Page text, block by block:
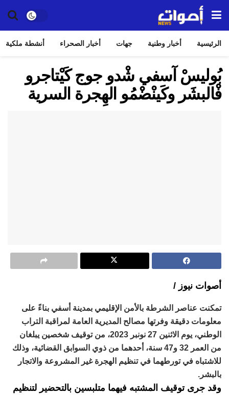
الرئيسية أخبار وطنية جهات أخبار الصحراء أنشطة ملكية
بُوليسْ آسفي شْدو جوج كَيْتاجرو
فْالبشَر وكَينْضْمُو الهِجرة السرية
أصوات نيوز /
تمكنت عناصر الشرطة بالأمن الإقليمي بمدينة أسفي بناءً على
معلومات دقيقة وفرتها مصالح المديرية العامة لمراقبة التراب
الوطني، يوم الاثنين 27 نونبر 2023، من توقيف شخصين يبلغان
من العمر 32 و47 سنة، أحدهما من ذوي السوابق القضائية، وذلك
للاشتباه في تورطهما في تنظيم الهجرة غير المشروعة والاتجار
بالبشر.
وقد جرى توقيف المشتبه فيهما متلبسين بالتحضير لتنظيم